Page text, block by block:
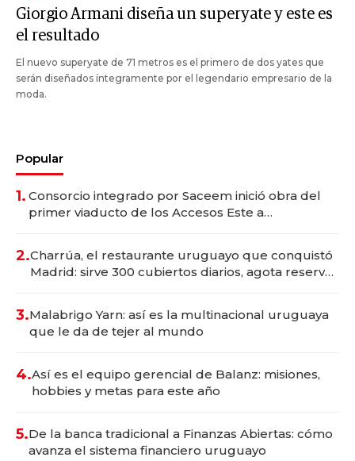
Giorgio Armani diseña un superyate y este es
el resultado
El nuevo superyate de 71 metros es el primero de dos yates que
serán diseñados íntegramente por el legendario empresario de la
moda.
Popular
1. Consorcio integrado por Saceem inició obra del
primer viaducto de los Accesos Este a
2.Charrúa, el restaurante uruguayo que conquistó
Madrid: sirve 300 cubiertos diarios, agota reservas
3.Malabrigo Yarn: así es la multinacional uruguaya
que le da de tejer al mundo
4.Así es el equipo gerencial de Balanz: misiones,
hobbies y metas para este año
5.De la banca tradicional a Finanzas Abiertas: cómo
avanza el sistema financiero uruguayo